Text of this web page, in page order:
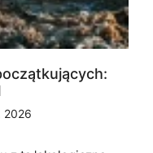
2026